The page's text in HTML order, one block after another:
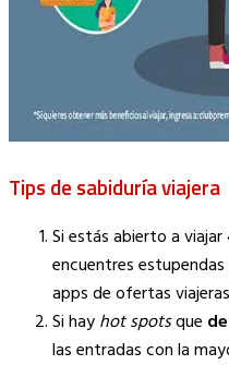
Tips de sabiduría viajera
Si estás abierto a viajar
encuentres
apps de ofertas
Si hayhot spotsque
las entradas con la